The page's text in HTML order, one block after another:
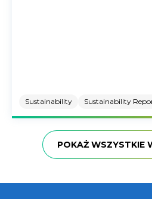
Sustainability Sustainability
POKAŻ WSZYSTKIE